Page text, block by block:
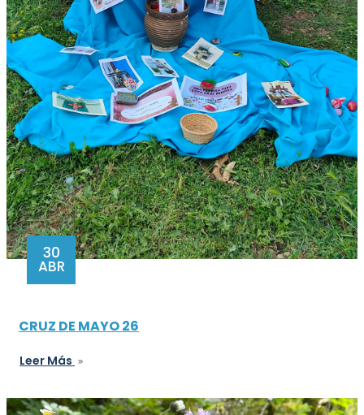
30
ABR
CRUZ DE MAYO 26
Leer Más